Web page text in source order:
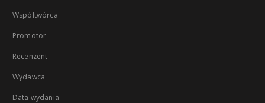
Współtwórca
Promotor
Recenzent
Wydawca
Data wydania